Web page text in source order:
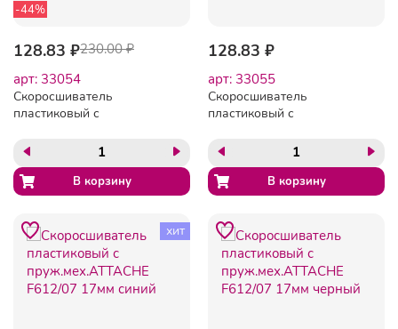
-44%
128.83 ₽230.00 ₽
арт: 33054
Скоросшиватель
пластиковый с
F612/07 17мм зеленый
128.83 ₽
арт: 33055
Скоросшиватель
пластиковый с
F612/07 17мм красный
хит